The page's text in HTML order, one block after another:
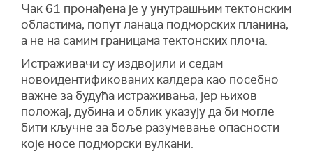
Чак 61 пронађена је у унутрашњим тектонским
областима, попут ланаца подморских планина,
а не на самим границама тектонских плоча.
Истраживачи су издвојили и седам
новоидентификованих калдера као посебно
важне за будућа истраживања, јер њихов
положај, дубина и облик указују да би могле
бити кључне за боље разумевање опасности
које носе подморски вулкани.